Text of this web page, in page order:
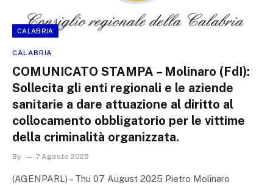
CALABRIA
CALABRIA
COMUNICATO STAMPA – Molinaro (FdI):
Sollecita gli enti regionali e le aziende
sanitarie a dare attuazione al diritto al
collocamento obbligatorio per le vittime
della criminalità organizzata.
By 7 Agosto 2025
(AGENPARL) – Thu 07 August 2025 Pietro Molinaro